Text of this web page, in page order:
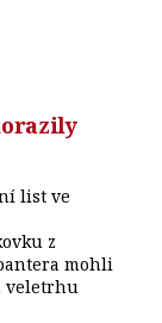
list ve
z
mohli
veletrhu